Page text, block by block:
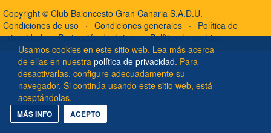
Usamos cookies en este sitio web. Lea más acerca
de ellas en nuestra política de privacidad. Para
desactivarlas, configure adecuadamente su
navegador. Si continúa usando este sitio web, está
aceptándolas.
MÁS INFO ACEPTO
Copyright © Club Baloncesto Gran Canaria S.A.D.U.
Condiciones de uso
Condiciones generales
Política de
privacidad
Protección de datos Política de cookies